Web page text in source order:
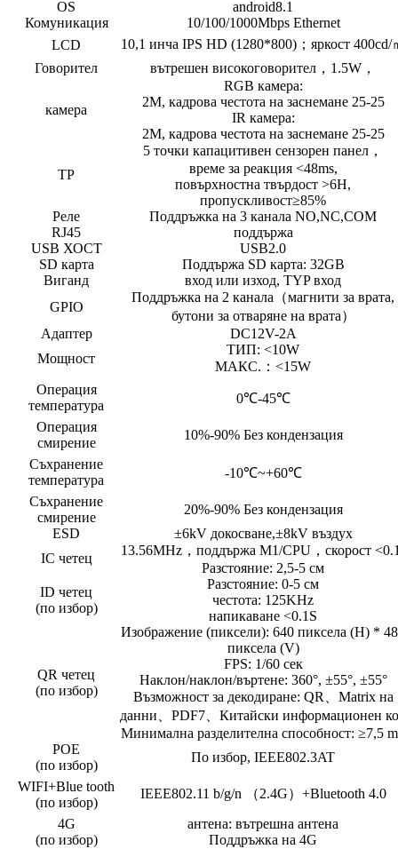
OS
android8.1
Комуникация
10/100/1000Mbps Ethernet
LCD
10,1 инча IPS HD (1280*800)；яркост 400cd/
Говорител
вътрешен високоговорител，1.5W，
камера
RGB камера:
2M, кадрова честота на заснемане 25-25
IR камера:
2M, кадрова честота на заснемане 25-25
TP
5 точки капацитивен сензорен панел，
време за реакция <48ms,
повърхностна твърдост >6H,
пропускливост≥85%
Реле
Поддръжка на 3 канала NO,NC,COM
RJ45
поддържа
USB ХОСТ
USB2.0
SD карта
Поддържа SD карта: 32GB
Виганд
вход или изход, TYP вход
GPIO
Поддръжка на 2 канала（магнити за врата,
бутони за отваряне на врата）
Адаптер
DC12V-2A
Мощност
ТИП: <10W
МАКС.：<15W
Операция
температура
0℃-45℃
Операция
смирение
10%-90% Без кондензация
Съхранение
температура
-10℃~+60℃
Съхранение
смирение
20%-90% Без кондензация
ESD
±6kV докосване,±8kV въздух
IC четец
13.56MHz，поддържа M1/CPU，скорост
Разстояние: 2,5-5 см
ID четец
(по избор)
Разстояние: 0-5 см
честота: 125KHz
напикаване <0.1S
QR четец
(по избор)
Изображение (пиксели): 640 пиксела (H) *
пиксела (V)
FPS: 1/60 сек
Наклон/наклон/въртене: 360°, ±55°, ±55°
Възможност за декодиране: QR、Matrix на
данни、PDF7、Китайски информационен
Минимална разделителна способност: ≥7,5
POE
(по избор)
По избор, IEEE802.3AT
WIFI+Blue tooth
(по избор)
IEEE802.11 b/g/n （2.4G）+Bluetooth 4.0
4G
(по избор)
антена: вътрешна антена
Поддръжка на 4G